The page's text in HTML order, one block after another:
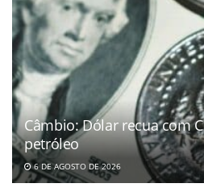
Câmbio: Dólar recua com
petróleo
6 DE AGOSTO DE 2026